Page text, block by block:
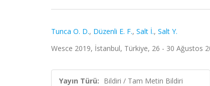
Tunca O. D., Düzenli E. F., Salt İ., Salt Y.
Wesce 2019, İstanbul, Türkiye, 26 - 30 Ağustos
Yayın Türü: Bildiri / Tam Metin Bildiri